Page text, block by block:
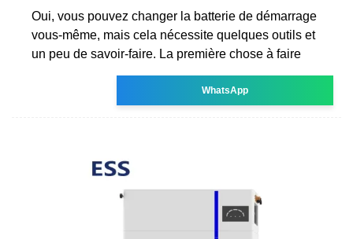
Oui, vous pouvez changer la batterie de démarrage
vous-même, mais cela nécessite quelques outils et
un peu de savoir-faire. La première chose à faire
WhatsApp